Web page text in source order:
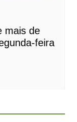
mais de
feira